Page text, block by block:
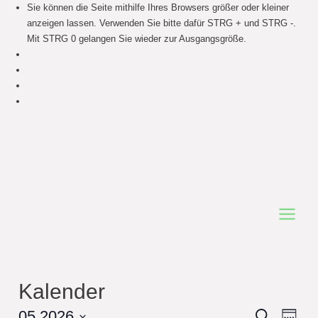
Sie können die Seite mithilfe Ihres Browsers größer oder kleiner
anzeigen lassen. Verwenden Sie bitte dafür STRG + und STRG -.
Mit STRG 0 gelangen Sie wieder zur Ausgangsgröße.
Main
Kalender
Search